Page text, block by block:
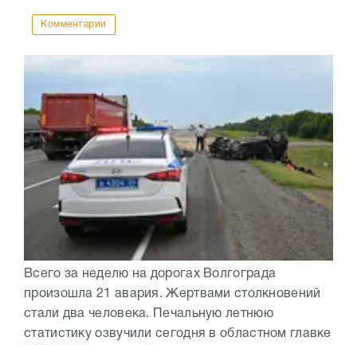
Комментарии
Всего за неделю на дорогах Волгограда
произошла 21 авария. Жертвами столкновений
стали два человека. Печальную летнюю
статистику озвучили сегодня в областном главке